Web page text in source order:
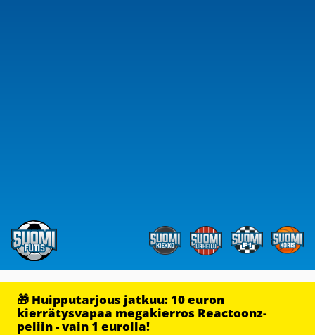
🎁 Huipputarjous jatkuu: 10 euron
kierrätysvapaa megakierros Reactoonz-
peliin - vain 1 eurolla!